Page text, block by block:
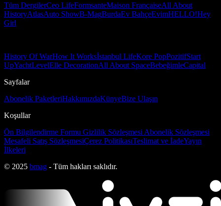
Tüm DergilerCeo LifeFormsanteMaison FrançaiseAll About
HistoryAtlasAuto ShowB-MagBurdaEv BahçeEvimHELLO!Hey
Girl
History Of WarHow It Worksİstanbul LifeKore PopPozitifStart
UpYachtLevelElle DecorationAll About SpaceBebeğimleCapital
Sayfalar
Abonelik PaketleriHakkımızdaKünyeBize Ulaşın
Koşullar
Ön Bilgilendirme Formu Gizlilik Sözleşmesi Abonelik Sözleşmesi
Mesafeli Satış SözleşmesiÇerez PolitikasıTeslimat ve İadeYayın
İlkeleri
© 2025 bmag - Tüm hakları saklıdır.